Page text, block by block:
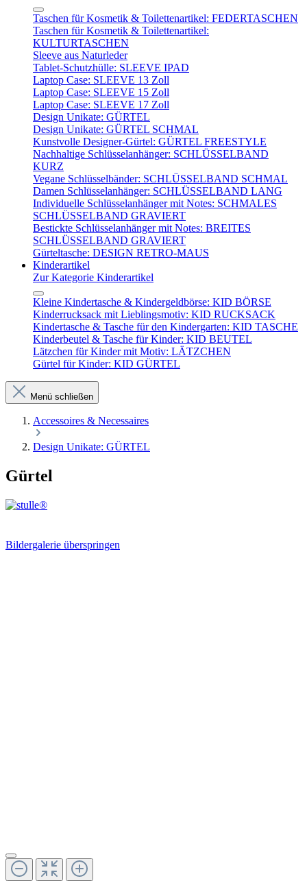
Taschen für Kosmetik & Toilettenartikel: FEDERTASCHEN
Taschen für Kosmetik & Toilettenartikel:
KULTURTASCHEN
Sleeve aus Naturleder
Tablet-Schutzhülle: SLEEVE IPAD
Laptop Case: SLEEVE 13 Zoll
Laptop Case: SLEEVE 15 Zoll
Laptop Case: SLEEVE 17 Zoll
Design Unikate: GÜRTEL
Design Unikate: GÜRTEL SCHMAL
Kunstvolle Designer-Gürtel: GÜRTEL FREESTYLE
Nachhaltige Schlüsselanhänger: SCHLÜSSELBAND
KURZ
Vegane Schlüsselbänder: SCHLÜSSELBAND SCHMAL
Damen Schlüsselanhänger: SCHLÜSSELBAND LANG
Individuelle Schlüsselanhänger mit Notes: SCHMALES
SCHLÜSSELBAND GRAVIERT
Bestickte Schlüsselanhänger mit Notes: BREITES
SCHLÜSSELBAND GRAVIERT
Gürteltasche: DESIGN RETRO-MAUS
Kinderartikel
Zur Kategorie Kinderartikel
Kleine Kindertasche & Kindergeldbörse: KID BÖRSE
Kinderrucksack mit Lieblingsmotiv: KID RUCKSACK
Kindertasche & Tasche für den Kindergarten: KID TASCHE
Kinderbeutel & Tasche für Kinder: KID BEUTEL
Lätzchen für Kinder mit Motiv: LÄTZCHEN
Gürtel für Kinder: KID GÜRTEL
Menü schließen
Accessoires & Necessaires
Design Unikate: GÜRTEL
Gürtel
Bildergalerie überspringen